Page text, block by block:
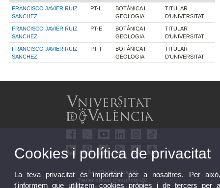
FRANCISCO JAVIER RUIZ
SANCHEZ
PT-L
BOTÀNICA I
GEOLOGIA
TITULAR
D'UNIVERSITAT
FRANCISCO JAVIER RUIZ
SANCHEZ
PT-E
BOTÀNICA I
GEOLOGIA
TITULAR
D'UNIVERSITAT
FRANCISCO JAVIER RUIZ
SANCHEZ
PT-T
BOTÀNICA I
GEOLOGIA
TITULAR
D'UNIVERSITAT
Seu Electrònica UV
Tauler oficial d'anuncis UV
Cookies i política de privacitat
La teva privacitat és important per a nosaltres. Per
t'informem que utilitzem cookies pròpies i de tercers per